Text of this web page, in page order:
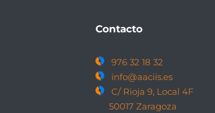
Contacto
976 32 18 32
info@aaciis.es
C/ Rioja 9, Local 4F
50017 Zaragoza